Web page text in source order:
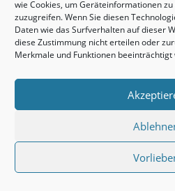
wie Cookies, um Geräteinformationen
zuzugreifen. Wenn Sie diesen
Daten wie das Surfverhalten auf dieser
diese Zustimmung nicht erteilen oder
Merkmale und Funktionen beeinträchtigt